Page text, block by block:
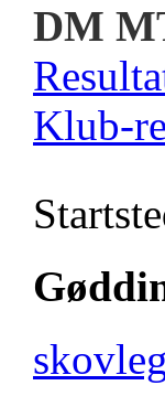
DM
Klub-